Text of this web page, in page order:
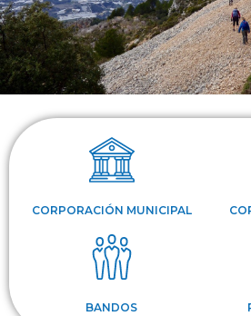
CORPORACIÓN MUNICIPAL
BANDOS